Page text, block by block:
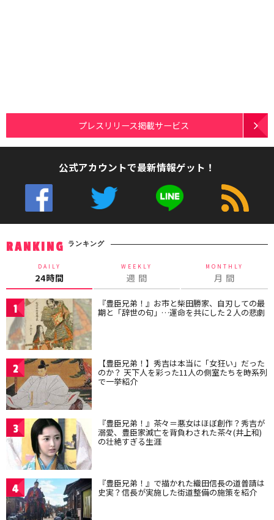
プレスリリース掲載サービス
公式アカウントで最新情報ゲット！
RANKING ランキング
DAILY
24時間
WEEKLY
週 間
MONTHLY
月 間
1 『豊臣兄弟！』お市と柴田勝家、自刃しての最
期と「辞世の句」…運命を共にした２人の悲劇
2 【豊臣兄弟！】秀吉は本当に「女狂い」だった
のか？ 天下人を彩った11人の側室たちを時系列
で一挙紹介
3 『豊臣兄弟！』茶々＝悪女はほぼ創作？秀吉が
溺愛、豊臣家滅亡を背負わされた茶々(井上和)
の壮絶すぎる生涯
4 『豊臣兄弟！』で描かれた織田信長の道普請は
史実？信長が実施した街道整備の施策を紹介